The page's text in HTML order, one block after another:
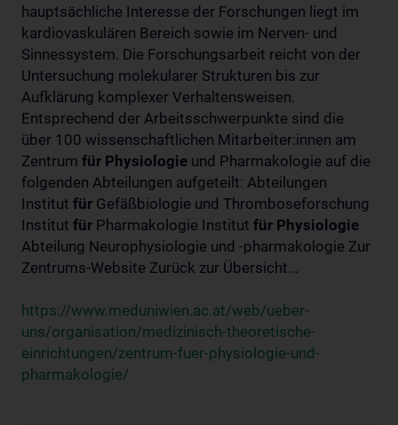
hauptsächliche Interesse der Forschungen liegt im
kardiovaskulären Bereich sowie im Nerven- und
Sinnessystem. Die Forschungsarbeit reicht von der
Untersuchung molekularer Strukturen bis zur
Aufklärung komplexer Verhaltensweisen.
Entsprechend der Arbeitsschwerpunkte sind die
über 100 wissenschaftlichen Mitarbeiter:innen am
Zentrum für Physiologie und Pharmakologie auf die
folgenden Abteilungen aufgeteilt: Abteilungen
Institut für Gefäßbiologie und Thromboseforschung
Institut für Pharmakologie Institut für Physiologie
Abteilung Neurophysiologie und -pharmakologie Zur
Zentrums-Website Zurück zur Übersicht...
https://www.meduniwien.ac.at/web/ueber-
uns/organisation/medizinisch-theoretische-
einrichtungen/zentrum-fuer-physiologie-und-
pharmakologie/